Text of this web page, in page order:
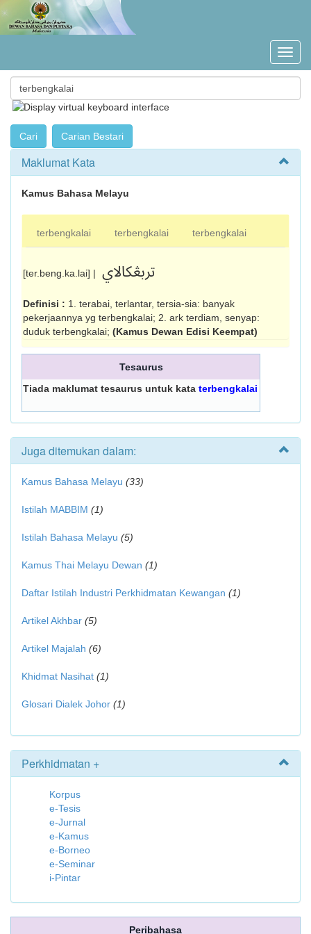
Maklumat Kata
Kamus Bahasa Melayu
terbengkalai terbengkalai terbengkalai
[ter.beng.ka.lai] | تربڠکالاي
Definisi : 1. terabai, terlantar, tersia-sia: banyak
pekerjaannya yg terbengkalai; 2. ark terdiam, senyap:
duduk terbengkalai; (Kamus Dewan Edisi Keempat)
Tesaurus
Tiada maklumat tesaurus untuk kata terbengkalai
Juga ditemukan dalam:
Kamus Bahasa Melayu (33)
Istilah MABBIM (1)
Istilah Bahasa Melayu (5)
Kamus Thai Melayu Dewan (1)
Daftar Istilah Industri Perkhidmatan Kewangan (1)
Artikel Akhbar (5)
Artikel Majalah (6)
Khidmat Nasihat (1)
Glosari Dialek Johor (1)
Perkhidmatan +
Korpus
e-Tesis
e-Jurnal
e-Kamus
e-Borneo
e-Seminar
i-Pintar
Peribahasa